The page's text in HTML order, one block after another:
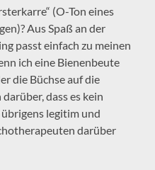
(O-Ton eines
Aus Spaß an der
passt einfach zu meinen
ich eine Bienenbeute
die Büchse auf die
dass es kein
legitim und
darüber